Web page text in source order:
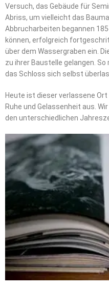
Versuch, das Gebäude für
Abriss, um vielleicht das
Abbrucharbeiten begannen
können, erfolgreich
über dem Wassergraben ein.
zu ihrer Baustelle gelangen.
das Schloss sich selbst
Heute ist dieser verlassene
Ruhe und Gelassenheit aus.
den unterschiedlichen